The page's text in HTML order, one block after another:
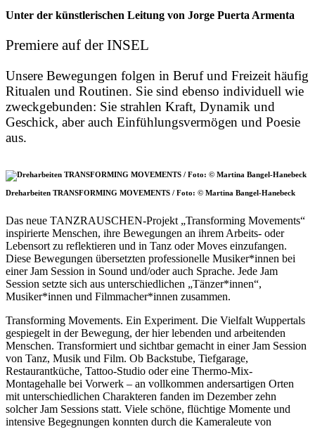
Unter der künstlerischen Leitung von Jorge Puerta Armenta
Premiere auf der INSEL
Unsere Bewegungen folgen in Beruf und Freizeit häufig
Ritualen und Routinen. Sie sind ebenso individuell wie
zweckgebunden: Sie strahlen Kraft, Dynamik und
Geschick, aber auch Einfühlungsvermögen und Poesie
aus.
Dreharbeiten TRANSFORMING MOVEMENTS / Foto: © Martina Bangel-Hanebeck
Das neue TANZRAUSCHEN-Projekt „Transforming Movements“
inspirierte Menschen, ihre Bewegungen an ihrem Arbeits- oder
Lebensort zu reflektieren und in Tanz oder Moves einzufangen.
Diese Bewegungen übersetzten professionelle Musiker*innen bei
einer Jam Session in Sound und/oder auch Sprache. Jede Jam
Session setzte sich aus unterschiedlichen „Tänzer*innen“,
Musiker*innen und Filmmacher*innen zusammen.
Transforming Movements. Ein Experiment. Die Vielfalt Wuppertals
gespiegelt in der Bewegung, der hier lebenden und arbeitenden
Menschen. Transformiert und sichtbar gemacht in einer Jam Session
von Tanz, Musik und Film. Ob Backstube, Tiefgarage,
Restaurantküche, Tattoo-Studio oder eine Thermo-Mix-
Montagehalle bei Vorwerk – an vollkommen andersartigen Orten
mit unterschiedlichen Charakteren fanden im Dezember zehn
solcher Jam Sessions statt. Viele schöne, flüchtige Momente und
intensive Begegnungen konnten durch die Kameraleute von